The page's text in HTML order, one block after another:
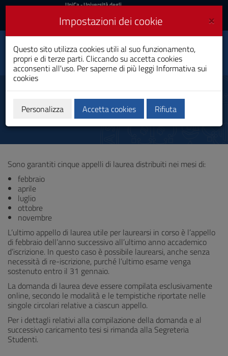
Vai
al
navigazione
sito
al
Footer
UniCa
Accedi
UniCa- Università degli
Accedi UniCA News
Toggle
navigation
Scienze della
Comunicazione
Laurea
Lauree
Sono garantiti cinque appelli di laurea distribuiti nei mesi di:
febbraio
aprile
luglio
ottobre
novembre
L’ultimo appello di laurea utile per laurearsi in corso è l’appello
di febbraio dell’anno successivo all’ultimo anno accademico
d’iscrizione. In questo caso è possibile laurearsi, anche senza
necessità di re-iscrizione, purché l’ultimo esame venga
sostenuto entro il 31 gennaio.
La domanda di laurea deve essere compilata esclusivamente
online, secondo le modalità e le tempistiche riportate nelle
singole circolari relative a ciascun appello.
Per i dettagli relativi alla compilazione della domanda e al
successivo caricamento tesi si rimanda alla Segreteria
Studenti.
×
Impostazioni dei cookie
Questo sito utilizza cookies utili al suo funzionamento,
propri e di terze parti. Cliccando su accetta cookies
acconsenti all'uso. Per saperne di più leggi Informativa sui
cookies
Personalizza Accetta cookies Rifiuta